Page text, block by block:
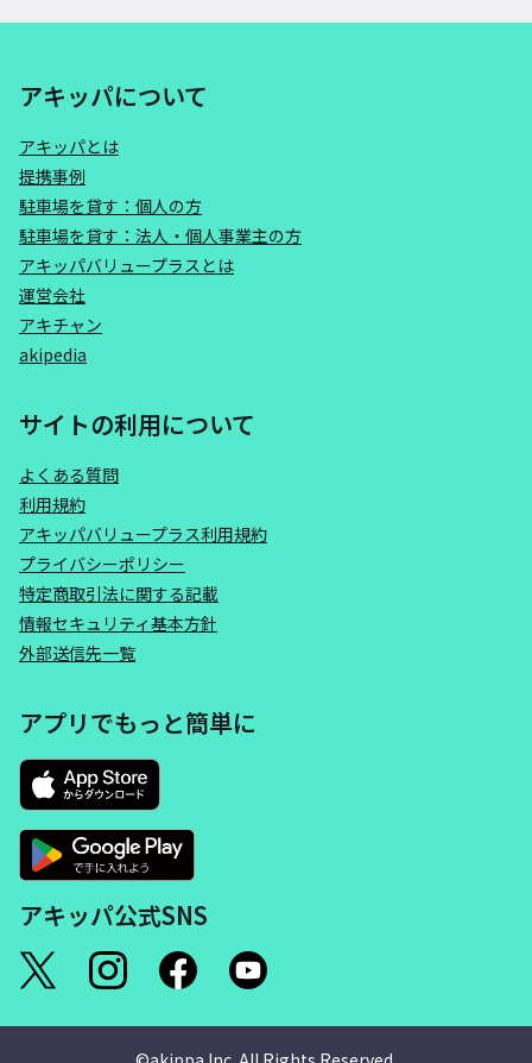
アキッパについて
アキッパとは
提携事例
駐車場を貸す：個人の方
駐車場を貸す：法人・個人事業主の方
アキッパバリュープラスとは
運営会社
アキチャン
akipedia
サイトの利用について
よくある質問
利用規約
アキッパバリュープラス利用規約
プライバシーポリシー
特定商取引法に関する記載
情報セキュリティ基本方針
外部送信先一覧
アプリでもっと簡単に
アキッパ公式SNS